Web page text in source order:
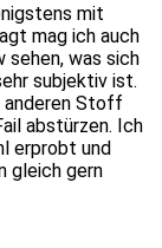
mit
mag ich auch
sehen, was sich
subjektiv ist.
anderen Stoff
abstürzen. Ich
erprobt und
gleich gern